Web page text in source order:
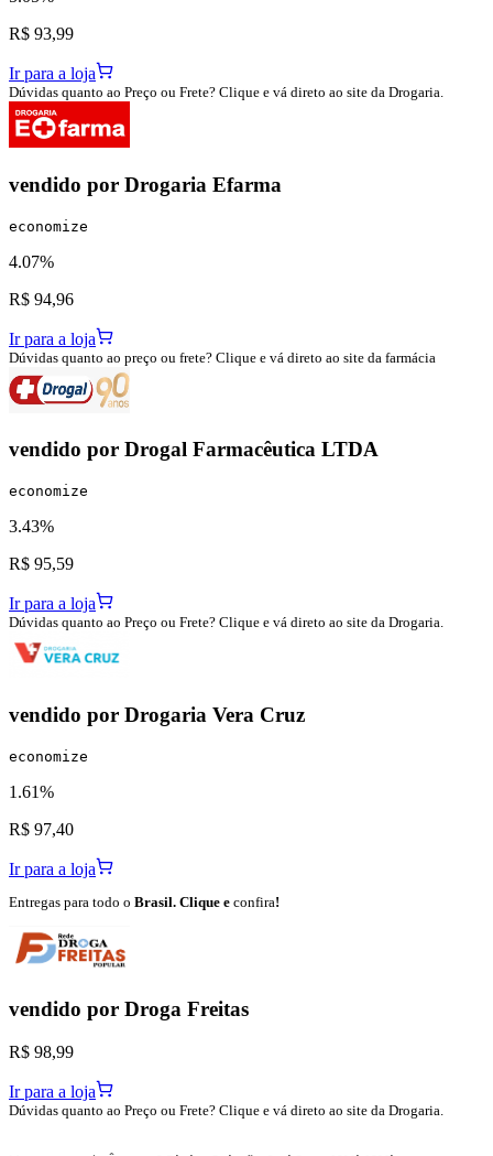
R$ 93,99
Ir para a loja
Dúvidas quanto ao Preço ou Frete? Clique e vá direto ao site da Drogaria.
vendido por Drogaria Efarma
economize
4.07%
R$ 94,96
Ir para a loja
Dúvidas quanto ao preço ou frete? Clique e vá direto ao site da farmácia
vendido por Drogal Farmacêutica LTDA
economize
3.43%
R$ 95,59
Ir para a loja
Dúvidas quanto ao Preço ou Frete? Clique e vá direto ao site da Drogaria.
vendido por Drogaria Vera Cruz
economize
1.61%
R$ 97,40
Ir para a loja
Entregas para todo o Brasil. Clique e confira!
vendido por Droga Freitas
R$ 98,99
Ir para a loja
Dúvidas quanto ao Preço ou Frete? Clique e vá direto ao site da Drogaria.